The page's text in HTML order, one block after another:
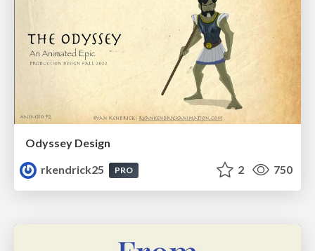
Odyssey Design
rkendrick25
PRO 2 750